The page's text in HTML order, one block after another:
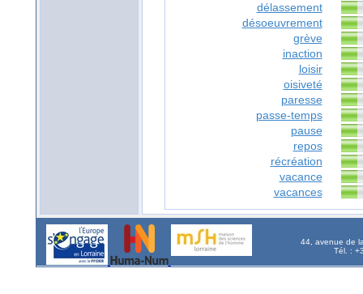
délassement
désoeuvrement
grève
inaction
loisir
oisiveté
paresse
passe-temps
pause
repos
récréation
vacance
vacances
44, avenue de
Tél. :